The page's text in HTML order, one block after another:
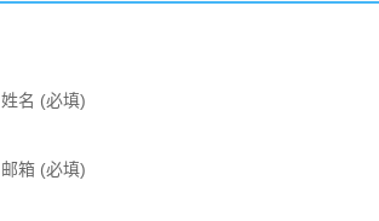
姓名 (必填)
邮箱 (必填)